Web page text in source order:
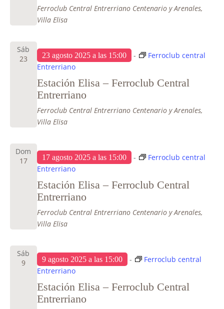
Ferroclub Central Entrerriano Centenario y Arenales,
Villa Elisa
Sáb
23
23 agosto 2025 a las 15:00 -
Ferroclub central
Entrerriano
Estación Elisa – Ferroclub Central
Entrerriano
Ferroclub Central Entrerriano Centenario y Arenales,
Villa Elisa
Dom
17
17 agosto 2025 a las 15:00 -
Ferroclub central
Entrerriano
Estación Elisa – Ferroclub Central
Entrerriano
Ferroclub Central Entrerriano Centenario y Arenales,
Villa Elisa
Sáb
9
9 agosto 2025 a las 15:00 -
Ferroclub central
Entrerriano
Estación Elisa – Ferroclub Central
Entrerriano